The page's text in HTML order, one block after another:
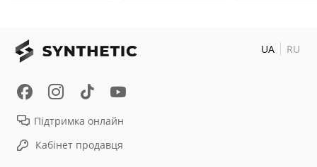
Підтримка онлайн
Кабінет продавця
UA RU